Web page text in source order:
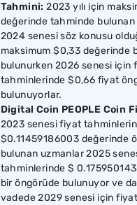
Tahmini:2023 yılı için
değerinde tahminde
2024 senesi söz konusu
maksimum $0,33 değerinde
bulunurken 2026 senesi için
tahminlerinde $0,66 fiyat
bulunuyorlar.
Digital Coin PEOPLE Coin
2023 senesi fiyat
$0.11459186003 değerinde
bulunan uzmanlar 2025
tahminlerinde $
bir öngörüde bulunuyor ve
vadede 2029 senesi için